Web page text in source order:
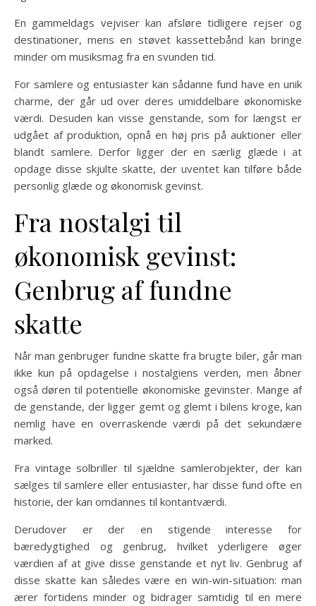
En gammeldags vejviser kan afsløre tidligere rejser og
destinationer, mens en støvet kassettebånd kan bringe
minder om musiksmag fra en svunden tid.
For samlere og entusiaster kan sådanne fund have en unik
charme, der går ud over deres umiddelbare økonomiske
værdi. Desuden kan visse genstande, som for længst er
udgået af produktion, opnå en høj pris på auktioner eller
blandt samlere. Derfor ligger der en særlig glæde i at
opdage disse skjulte skatte, der uventet kan tilføre både
personlig glæde og økonomisk gevinst.
Fra nostalgi til
økonomisk gevinst:
Genbrug af fundne
skatte
Når man genbruger fundne skatte fra brugte biler, går man
ikke kun på opdagelse i nostalgiens verden, men åbner
også døren til potentielle økonomiske gevinster. Mange af
de genstande, der ligger gemt og glemt i bilens kroge, kan
nemlig have en overraskende værdi på det sekundære
marked.
Fra vintage solbriller til sjældne samlerobjekter, der kan
sælges til samlere eller entusiaster, har disse fund ofte en
historie, der kan omdannes til kontantværdi.
Derudover er der en stigende interesse for
bæredygtighed og genbrug, hvilket yderligere øger
værdien af at give disse genstande et nyt liv. Genbrug af
disse skatte kan således være en win-win-situation: man
ærer fortidens minder og bidrager samtidig til en mere